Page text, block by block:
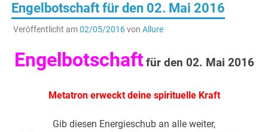
Engelbotschaft für den 02. Mai 2016
Veröffentlicht am02/05/2016von Allure
Engelbotschaft für den 02. Mai 2016
Metatron erweckt deine spirituelle Kraft
Gib diesen Energieschub an alle weiter,